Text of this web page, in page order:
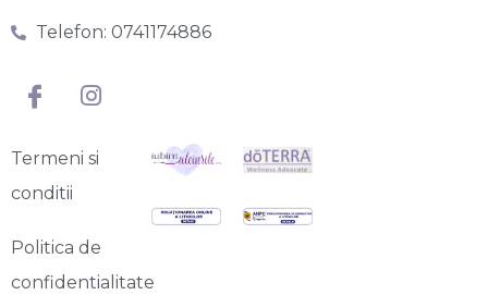
Telefon: 0741174886
Termeni si
conditii
Politica de
confidentialitate